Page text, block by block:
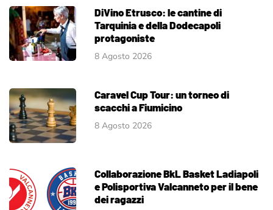
DiVino Etrusco: le cantine di
Tarquinia e della Dodecapoli
protagoniste
8 Agosto 2026
Caravel Cup Tour: un torneo di
scacchi a Fiumicino
8 Agosto 2026
Collaborazione BkL Basket Ladiapoli
e Polisportiva Valcanneto per il bene
dei ragazzi